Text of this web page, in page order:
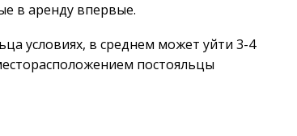
в аренду впервые.
условиях, в среднем может уйти 3-4
постояльцы